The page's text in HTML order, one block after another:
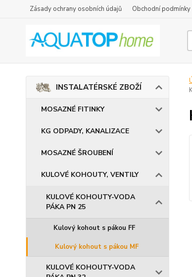
Zásady ochrany osobních údajů Obchodní podmínky
INSTALATÉRSKÉ ZBOŽÍ
MOSAZNÉ FITINKY
KG ODPADY, KANALIZACE
MOSAZNÉ ŠROUBENÍ
KULOVÉ KOHOUTY, VENTILY
KULOVÉ KOHOUTY-VODA
PÁKA PN 25
Kulový kohout s pákou FF
Kulový kohout s pákou MF
KULOVÉ KOHOUTY-VODA